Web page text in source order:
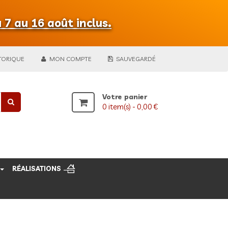
7 au 16 août inclus.
MON COMPTE SAUVEGARDÉ
Votre panier
0 item(s) - 0,00 €
RÉALISATIONS